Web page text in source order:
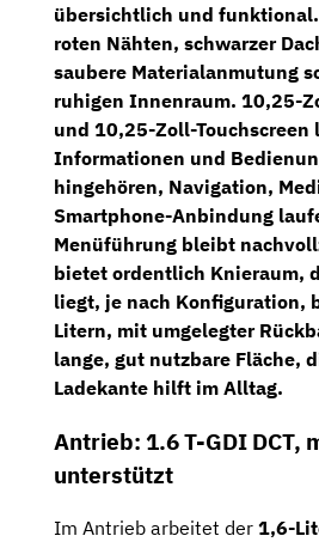
übersichtlich und funktional.
roten Nähten, schwarzer
saubere Materialanmutung
ruhigen Innenraum. 10,25-
und 10,25-Zoll-Touchscreen
Informationen und
hingehören, Navigation,
Smartphone-Anbindung
Menüführung bleibt
bietet ordentlich Knieraum,
liegt, je nach Konfiguration,
Litern, mit umgelegter
lange, gut nutzbare Fläche,
Ladekante hilft im Alltag.
Antrieb: 1.6 T-GDI DCT,
unterstützt
Im Antrieb arbeitet der 1,6-